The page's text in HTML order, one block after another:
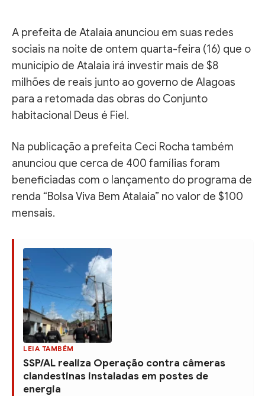
A prefeita de Atalaia anunciou em suas redes
sociais na noite de ontem quarta-feira (16) que o
município de Atalaia irá investir mais de $8
milhões de reais junto ao governo de Alagoas
para a retomada das obras do Conjunto
habitacional Deus é Fiel.
Na publicação a prefeita Ceci Rocha também
anunciou que cerca de 400 famílias foram
beneficiadas com o lançamento do programa de
renda “Bolsa Viva Bem Atalaia” no valor de $100
mensais.
LEIA TAMBÉM
SSP/AL realiza Operação contra câmeras
clandestinas instaladas em postes de
energia